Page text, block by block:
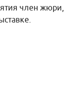
член жюри,